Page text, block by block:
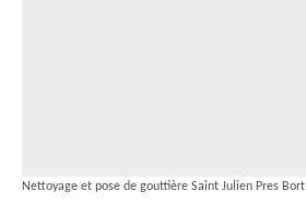
Nettoyage et pose de gouttière Saint Julien Pres Bort